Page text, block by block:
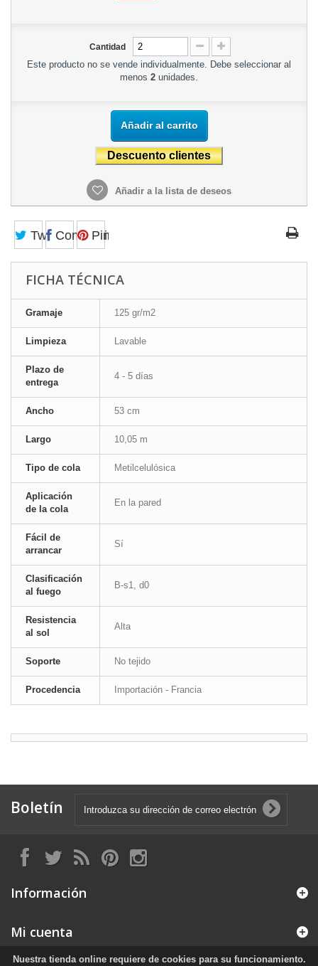
Nuestra tienda online requiere de cookies para su funcionamiento.
Cantidad
Este producto no se vende individualmente. Debe seleccionar al
menos 2 unidades.
Añadir al carrito
Añadir a la lista de deseos
TweetCompartirPinterest
FICHA TÉCNICA
Gramaje 125 gr/m2
Limpieza Lavable
Plazo de
entrega
4 - 5 días
Ancho 53 cm
Largo 10,05 m
Tipo de cola Metilcelulósica
Aplicación
de la cola
En la pared
Fácil de
arrancar
Sí
Clasificación
al fuego
B-s1, d0
Resistencia
al sol
Alta
Soporte No tejido
Procedencia Importación - Francia
Boletín
Información
Mi cuenta